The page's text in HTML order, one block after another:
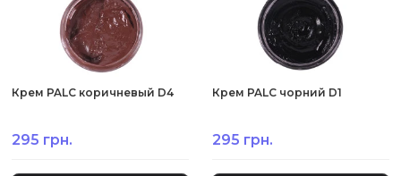
Крем PALC коричневый D4
295 грн.
Крем PALC чорний D1
295 грн.